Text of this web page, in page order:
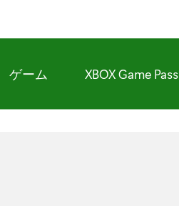
ゲーム XBOX Game Pass